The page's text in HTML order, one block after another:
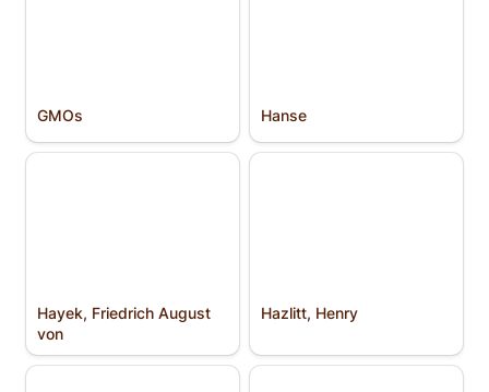
GMOs Hanse
Hayek, Friedrich August
Hayek, Friedrich August
von
Hazlitt, Henry
Hazlitt, Henry
Heinlein, Robert A. Humboldt, Wilhelm von